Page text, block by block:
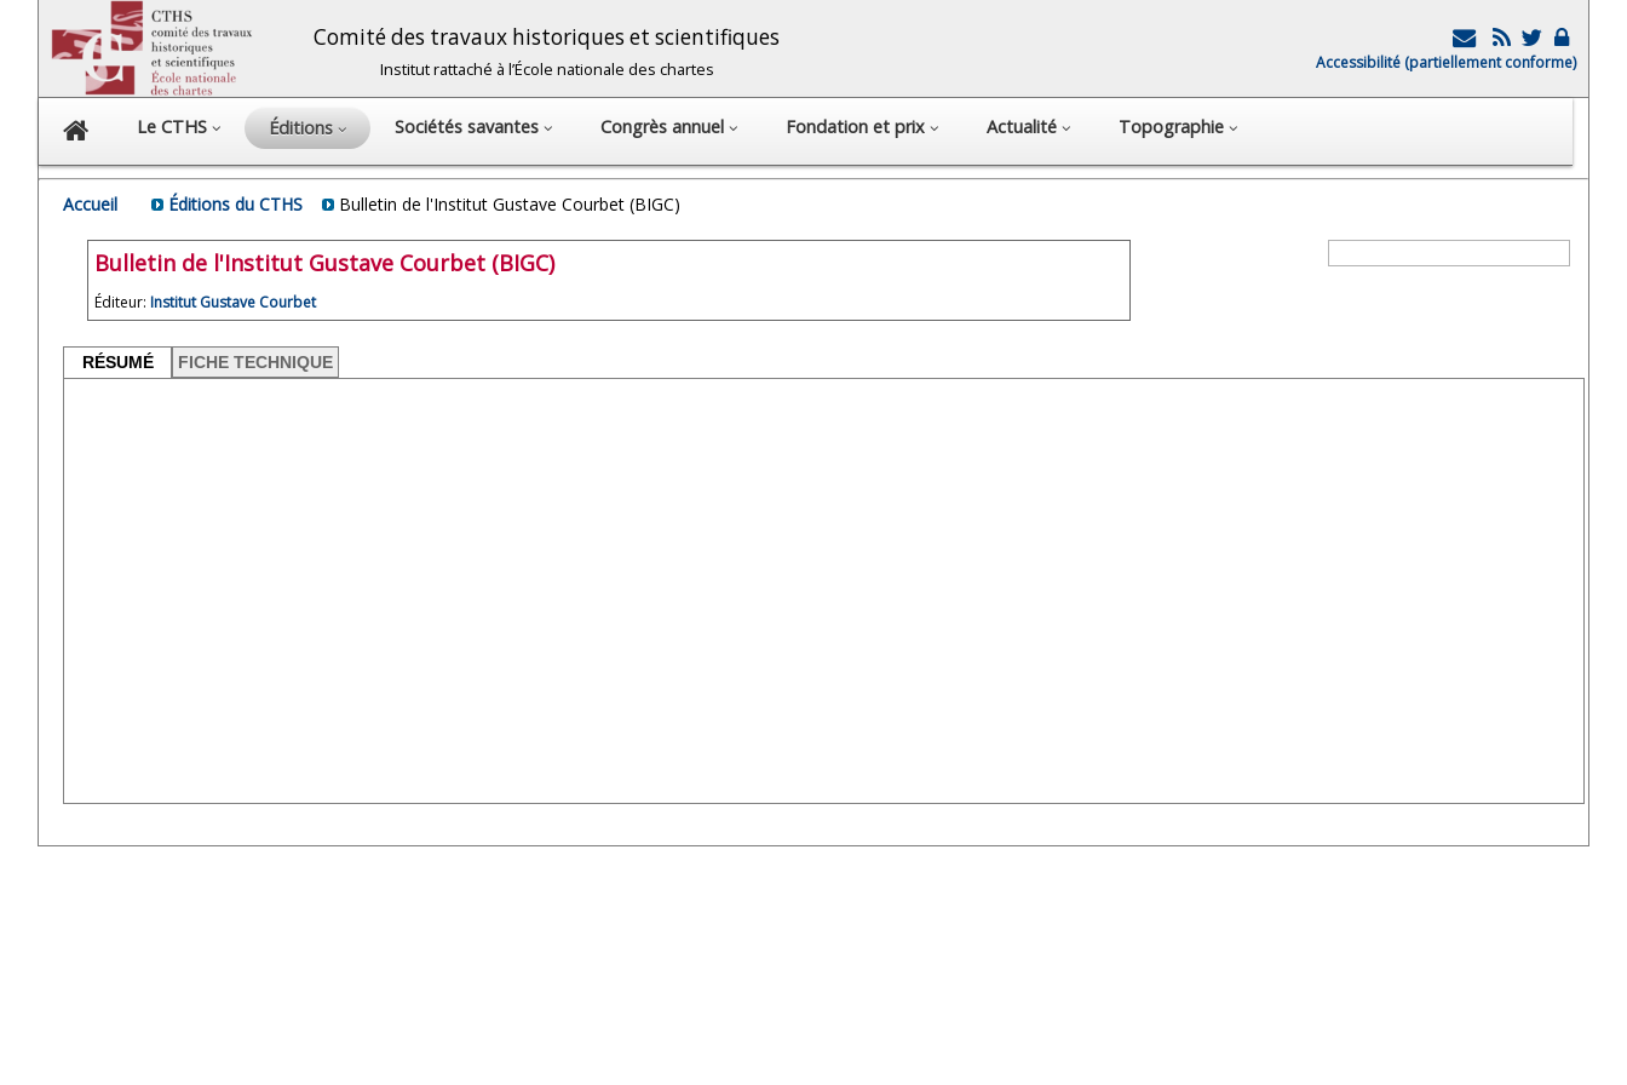
Comité des travaux historiques et scientifiques
Institut rattaché à l’École nationale des chartes Accessibilité (partiellement conforme)
Le CTHS Éditions Sociétés savantes Congrès annuel Fondation et prix Actualité Topographie
Accueil Éditions du CTHS Bulletin de l'Institut Gustave Courbet (BIGC)
Bulletin de l'Institut Gustave Courbet (BIGC)
Éditeur: Institut Gustave Courbet
RÉSUMÉ FICHE TECHNIQUE